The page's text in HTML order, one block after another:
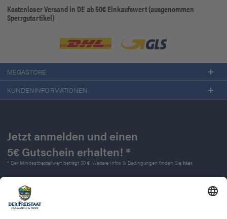
Kostenloser Versand in DE ab 50€ Einkaufswert (ausgenommen
Sperrgutartikel)
MEGASTORE
KUNDENINFORMATIONEN
Jetzt anmelden und einen
5€ Gutschein erhalten! *
* Der Mindestbestellwert beträgt 30 €. Weitere Infos & Bedingungen finden Sie hier.